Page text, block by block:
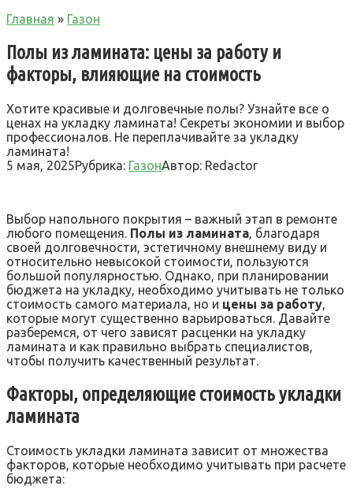
Главная » Газон
Полы из ламината: цены за работу и
факторы, влияющие на стоимость
Хотите красивые и долговечные полы? Узнайте все о
ценах на укладку ламината! Секреты экономии и выбор
профессионалов. Не переплачивайте за укладку
ламината!
5 мая, 2025Рубрика: ГазонАвтор: Redactor
Выбор напольного покрытия – важный этап в ремонте
любого помещения. Полы из ламината, благодаря
своей долговечности, эстетичному внешнему виду и
относительно невысокой стоимости, пользуются
большой популярностью. Однако, при планировании
бюджета на укладку, необходимо учитывать не только
стоимость самого материала, но и цены за работу,
которые могут существенно варьироваться. Давайте
разберемся, от чего зависят расценки на укладку
ламината и как правильно выбрать специалистов,
чтобы получить качественный результат.
Факторы, определяющие стоимость укладки
ламината
Стоимость укладки ламината зависит от множества
факторов, которые необходимо учитывать при расчете
бюджета: